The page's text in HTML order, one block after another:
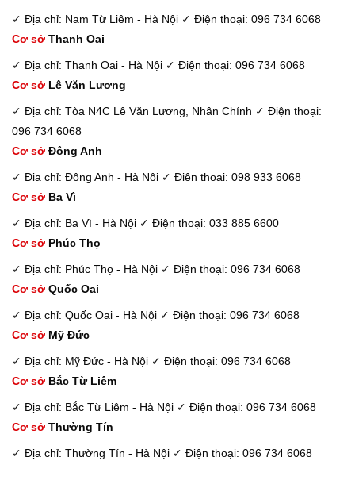
✓ Địa chỉ: Nam Từ Liêm - Hà Nội ✓ Điện thoại: 096 734 6068
Cơ sở Thanh Oai
✓ Địa chỉ: Thanh Oai - Hà Nội ✓ Điện thoại: 096 734 6068
Cơ sở Lê Văn Lương
✓ Địa chỉ: Tòa N4C Lê Văn Lương, Nhân Chính ✓ Điện thoại:
096 734 6068
Cơ sở Đông Anh
✓ Địa chỉ: Đông Anh - Hà Nội ✓ Điện thoại: 098 933 6068
Cơ sở Ba Vì
✓ Địa chỉ: Ba Vì - Hà Nội ✓ Điện thoại: 033 885 6600
Cơ sở Phúc Thọ
✓ Địa chỉ: Phúc Thọ - Hà Nội ✓ Điện thoại: 096 734 6068
Cơ sở Quốc Oai
✓ Địa chỉ: Quốc Oai - Hà Nội ✓ Điện thoại: 096 734 6068
Cơ sở Mỹ Đức
✓ Địa chỉ: Mỹ Đức - Hà Nội ✓ Điện thoại: 096 734 6068
Cơ sở Bắc Từ Liêm
✓ Địa chỉ: Bắc Từ Liêm - Hà Nội ✓ Điện thoại: 096 734 6068
Cơ sở Thường Tín
✓ Địa chỉ: Thường Tín - Hà Nội ✓ Điện thoại: 096 734 6068